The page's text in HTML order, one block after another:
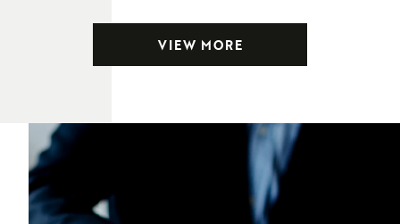
VIEW MORE